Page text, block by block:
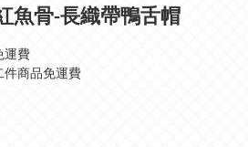
魚骨-長織帶鴨舌帽
運費
件商品免運費